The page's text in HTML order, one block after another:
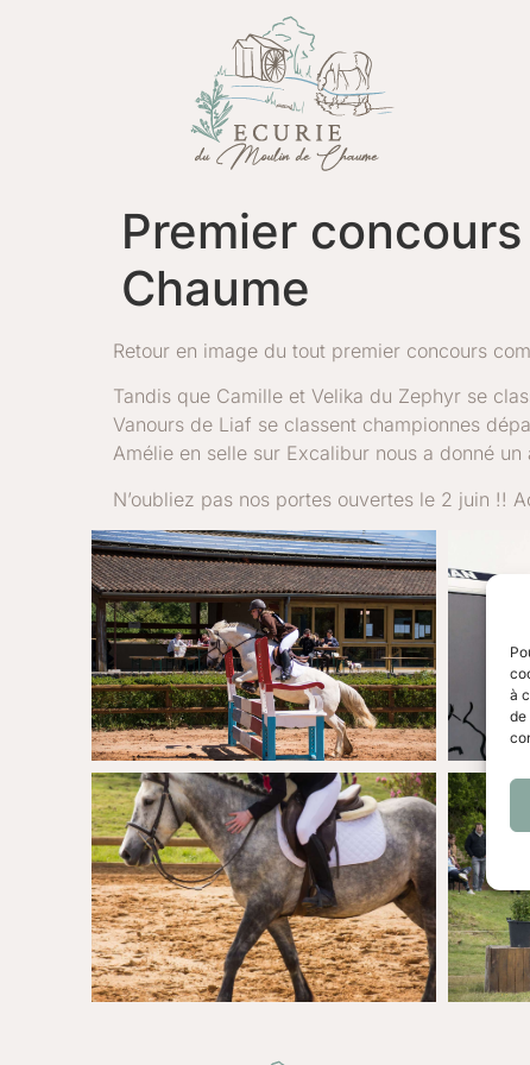
à
de
Premier
Chaume
Retour en image du tout premier concours
Tandis que Camille et Velika du Zephyr se
Vanours de Liaf se classent championnes
Amélie en selle sur Excalibur nous a donné
N’oubliez pas nos portes ouvertes le 2 juin !!